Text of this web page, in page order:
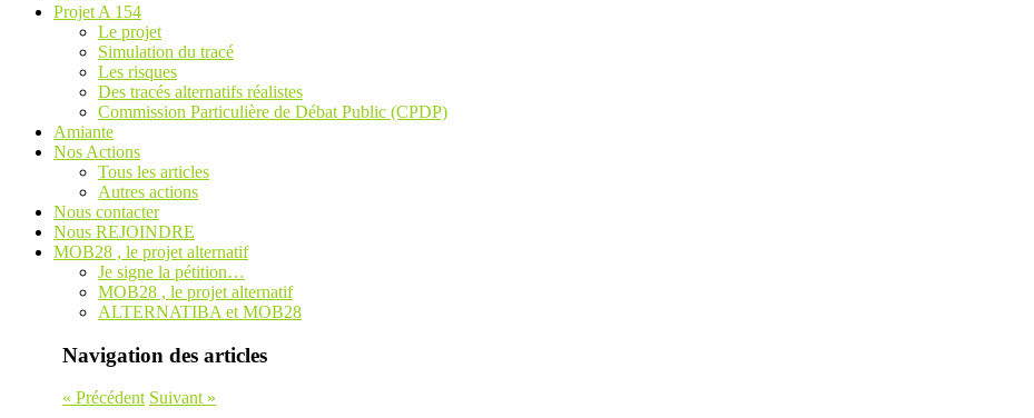
Projet A 154
Le projet
Simulation du tracé
Les risques
Des tracés alternatifs réalistes
Commission Particulière de Débat Public (CPDP)
Amiante
Nos Actions
Tous les articles
Autres actions
Nous contacter
Nous REJOINDRE
MOB28 , le projet alternatif
Je signe la pétition…
MOB28 , le projet alternatif
ALTERNATIBA et MOB28
Navigation des articles
« Précédent Suivant »